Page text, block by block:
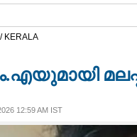
KERALA
12:59 AM IST